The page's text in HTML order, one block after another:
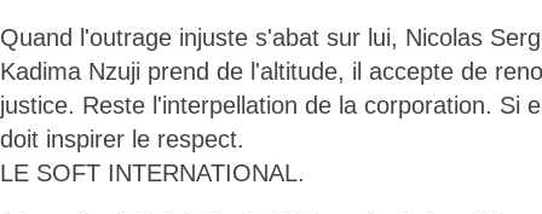
Quand l'outrage injuste s'abat sur lui, Nicolas
Kadima Nzuji prend de l'altitude, il accepte de
justice. Reste l'interpellation de la corporation. Si
doit inspirer le respect.
LE SOFT INTERNATIONAL.